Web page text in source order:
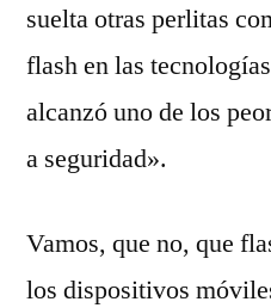
suelta otras perlitas
flash en las
alcanzó uno de los
a seguridad».
Vamos, que no, que
los dispositivos